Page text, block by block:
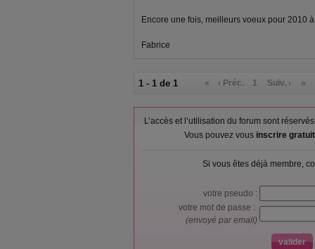
Encore une fois, meilleurs voeux pour 2010
Fabrice
1 - 1 de 1 « ‹ Préc. 1 Suiv. › »
L’accès et l’utilisation du forum sont
Vous pouvez vous inscrire
Si vous êtes déjà membre,
votre pseudo :
votre mot de passe :
(envoyé par email)